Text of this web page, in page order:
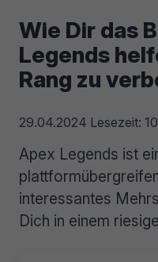
Wie Dir das
Legends
Rang zu
29.04.2024 Lesezeit:
Apex Legends ist
interessantes
Dich in einem